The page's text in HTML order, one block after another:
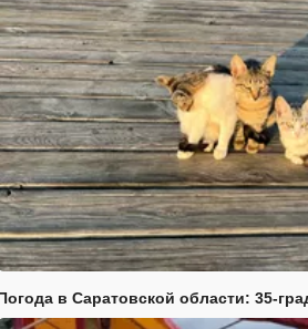
в Саратовской области: 35-